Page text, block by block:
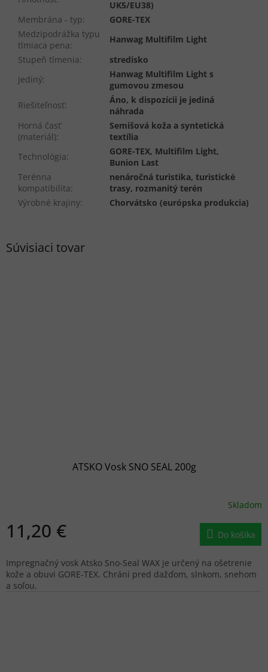
Súvisiaci tovar
ATSKO Vosk SNO SEAL 200g
Skladom
11,20 € Do košíka
Impregnačný vosk Atsko Sno-Seal WAX je určený na ošetrenie
kože a obuvi GORE-TEX. Chráni pred dažďom, slnkom, snehom
a soľou.
UK5/EU38)
Membrána - typ:
GORE-TEX
Medzipodrážka typu
tlmiaca pena:
Hanwag Multifilm Light
Stupeň tlmenia:
stredisko
Jediný:
Hanwag Multifilm Light s
gumovou zmesou
Riešiteľnosť:
Áno, k dispozícii je jediná
náhrada
Horná časť
(materiál):
Semišová koža a syntetická
textília
Technológia:
GORE-TEX, Multifilm Light,
Bunion Last
Terénna
kompatibilita:
nenáročná turistika, turistické
trasy, rozmanitý terén
Výrobné krajiny: Chorvátsko (európska produkcia)